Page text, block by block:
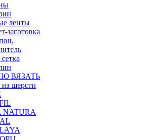
ленты
заготовка
ВЯЗАТЬ
шерсти
NATURA